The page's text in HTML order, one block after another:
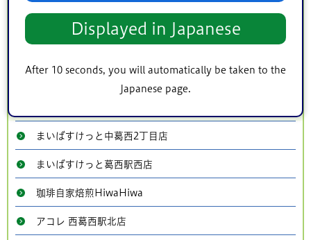
Displayed in Japanese
After 10 seconds, you will automatically be taken to the
Japanese page.
松屋 葛西長島陸橋店
まいばすけっと中葛西2丁目店
まいばすけっと葛西駅西店
珈琲自家焙煎HiwaHiwa
アコレ 西葛西駅北店